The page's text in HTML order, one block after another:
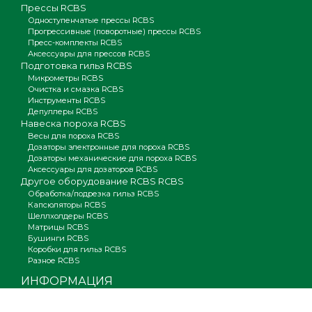
Прессы RCBS
Одноступенчатые прессы RCBS
Прогрессивные (поворотные) прессы RCBS
Пресс-комплекты RCBS
Аксессуары для прессов RCBS
Подготовка гильз RCBS
Микрометры RCBS
Очистка и смазка RCBS
Инструменты RCBS
Депуллеры RCBS
Навеска пороха RCBS
Весы для пороха RCBS
Дозаторы электронные для пороха RCBS
Дозаторы механические для пороха RCBS
Аксессуары для дозаторов RCBS
Другое оборудование RCBS RCBS
Обработка/подрезка гильз RCBS
Капсюляторы RCBS
Шеллхолдеры RCBS
Матрицы RCBS
Бушинги RCBS
Коробки для гильз RCBS
Разное RCBS
ИНФОРМАЦИЯ